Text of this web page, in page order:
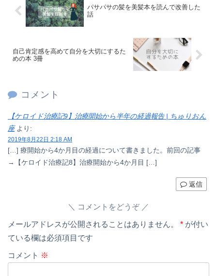
パサパサの髪を美髪本を読んで改善した
話
自己肯定感を高めて自分を大切にするた
めの本 3冊
コメント
【ケロイド治療記9】治療開始から半年の経過報告 | ちゅりおん
座 より:
2019年8月22日 2:18 AM
[…] 療開始から4か月目の経過について書きました。前回の記事
→【ケロイド治療記8】治療開始から4か月目 […]
返信
コメントをどうぞ
メールアドレスが公開されることはありません。 * が付い
ている欄は必須項目です
コメント ※